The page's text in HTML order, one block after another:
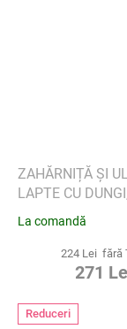
ZAHĂRNIȚĂ ȘI
LAPTE CU
2 - PHILIPPI
La comandă
224 Lei fără
271
Reduceri